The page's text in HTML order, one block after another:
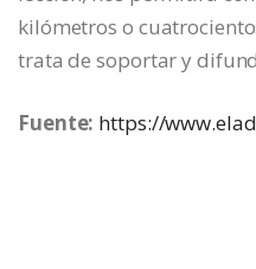
kilómetros o
trata de soportar y
Fuente: https://